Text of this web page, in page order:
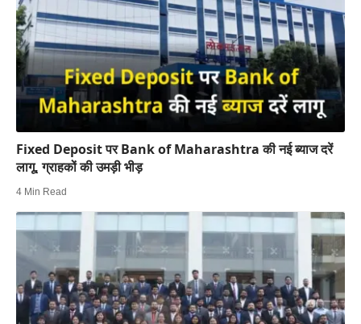
Fixed Deposit पर Bank of Maharashtra की नई ब्याज दरें
लागू, ग्राहकों की उमड़ी भीड़
4 Min Read